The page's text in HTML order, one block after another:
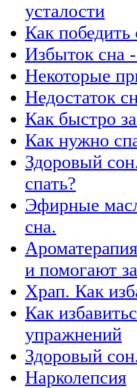
усталости
Как победить
Избыток сна
Некоторые
Недостаток
Как быстро
Как нужно
Здоровый
спать?
Эфирные
сна.
и помогают
Храп. Как
Как
упражнений
Здоровый
Нарколепсия